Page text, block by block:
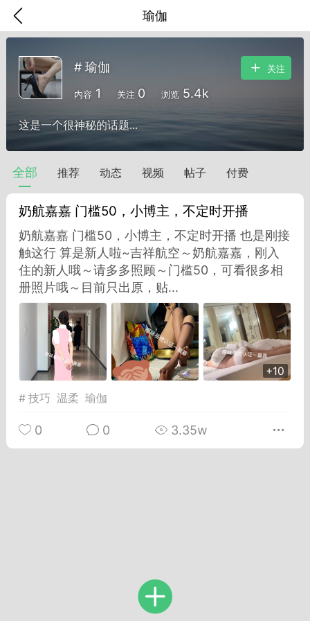
瑜伽
味”的小姐
大二女生囡囡
Dsisley女
曲奇小饼干
# 瑜伽
内容 1 关注 0 浏览 5.4k
关注
这是一个很神秘的话题...
全部 推荐 动态 视频 帖子 付费
奶航嘉嘉 门槛50，小博主，不定时开播
奶航嘉嘉 门槛50，小博主，不定时开播 也是刚接
触这行 算是新人啦~吉祥航空～奶航嘉嘉，刚入
住的新人哦～请多多照顾～门槛50，可看很多相
册照片哦～目前只出原，贴...
+10
# 技巧 温柔 瑜伽
0 0 3.35w